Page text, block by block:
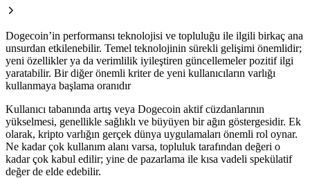
Dogecoin’in performansı teknolojisi ve topluluğu ile ilgili birkaç ana
unsurdan etkilenebilir. Temel teknolojinin sürekli gelişimi önemlidir;
yeni özellikler ya da verimlilik iyileştiren güncellemeler pozitif ilgi
yaratabilir. Bir diğer önemli kriter de yeni kullanıcıların varlığı
kullanmaya başlama oranıdır
Kullanıcı tabanında artış veya Dogecoin aktif cüzdanlarının
yükselmesi, genellikle sağlıklı ve büyüyen bir ağın göstergesidir. Ek
olarak, kripto varlığın gerçek dünya uygulamaları önemli rol oynar.
Ne kadar çok kullanım alanı varsa, topluluk tarafından değeri o
kadar çok kabul edilir; yine de pazarlama ile kısa vadeli spekülatif
değer de elde edebilir.